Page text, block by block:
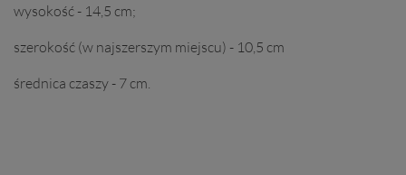
wysokość - 14,5 cm;
szerokość (w najszerszym miejscu) - 10,5 cm
średnica czaszy - 7 cm.